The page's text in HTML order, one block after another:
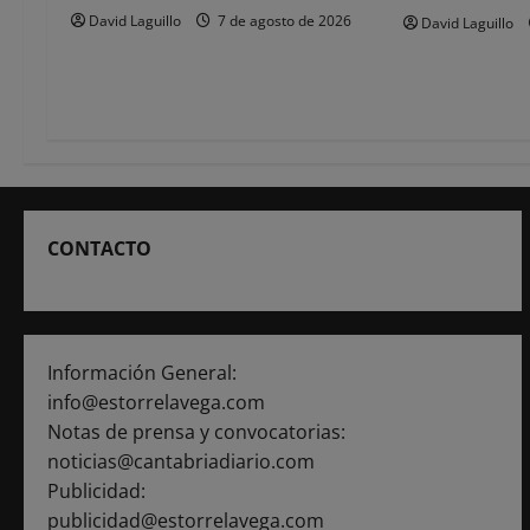
e
a
d
a
s
David Laguillo 7 de agosto de 2026 David Laguillo
CONTACTO
Información General:
info@estorrelavega.com
Notas de prensa y convocatorias:
noticias@cantabriadiario.com
Publicidad:
publicidad@estorrelavega.com